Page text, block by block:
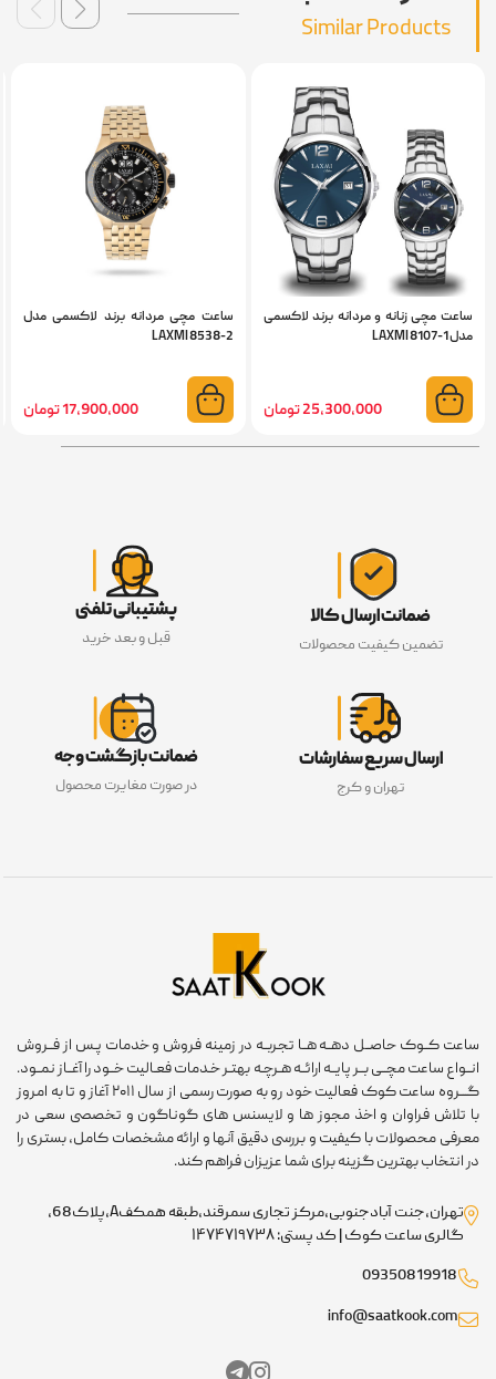
Similar Products
ساعت مچی زنانه و مردانه برند لاکسمی
مدل LAXMI 8107-1
25,300,000 تومان
ساعت مچی مردانه برند لاکسمی مدل
LAXMI 8538-2
17,900,000 تومان
ضمانت ارسال کالا
تضمین کیفیت محصولات
پشتیبانی تلفنی
قبل و بعد خرید
ارسال سریع سفارشات
تهران و کرج
ضمانت بازگشت وجه
در صورت مغایرت محصول
ساعت کــوک حاصــل دهــه هــا تجربــه در زمینه فروش و خدمات پـس از فــروش
انــواع ساعت مچــی بــر پایــه ارائــه هـرچـه بهتـر خـدمات فعـالیت خــود را آغــاز نمــود.
گـــروه ساعت کوک فعالیت خود رو به صورت رسمی از سال ۲۰۱۱ آغاز و تا به امروز
با تلاش فراوان و اخذ مجوز ها و لایسنس های گوناگون و تخصصی سعی در
معرفی محصولات با کیفیت و بررسی دقیق آنها و ارائه مشخصات کامل، بستری را
در انتخاب بهترین گزینه برای شما عزیزان فراهم کند.
تهران،جنت آبادجنوبی،مرکز تجاری سمرقند،طبقه همکفA،پلاک68،
گالری ساعت کوک | کد پستی: ۱۴۷۴۷۱۹۷۳۸
09350819918
info@saatkook.com